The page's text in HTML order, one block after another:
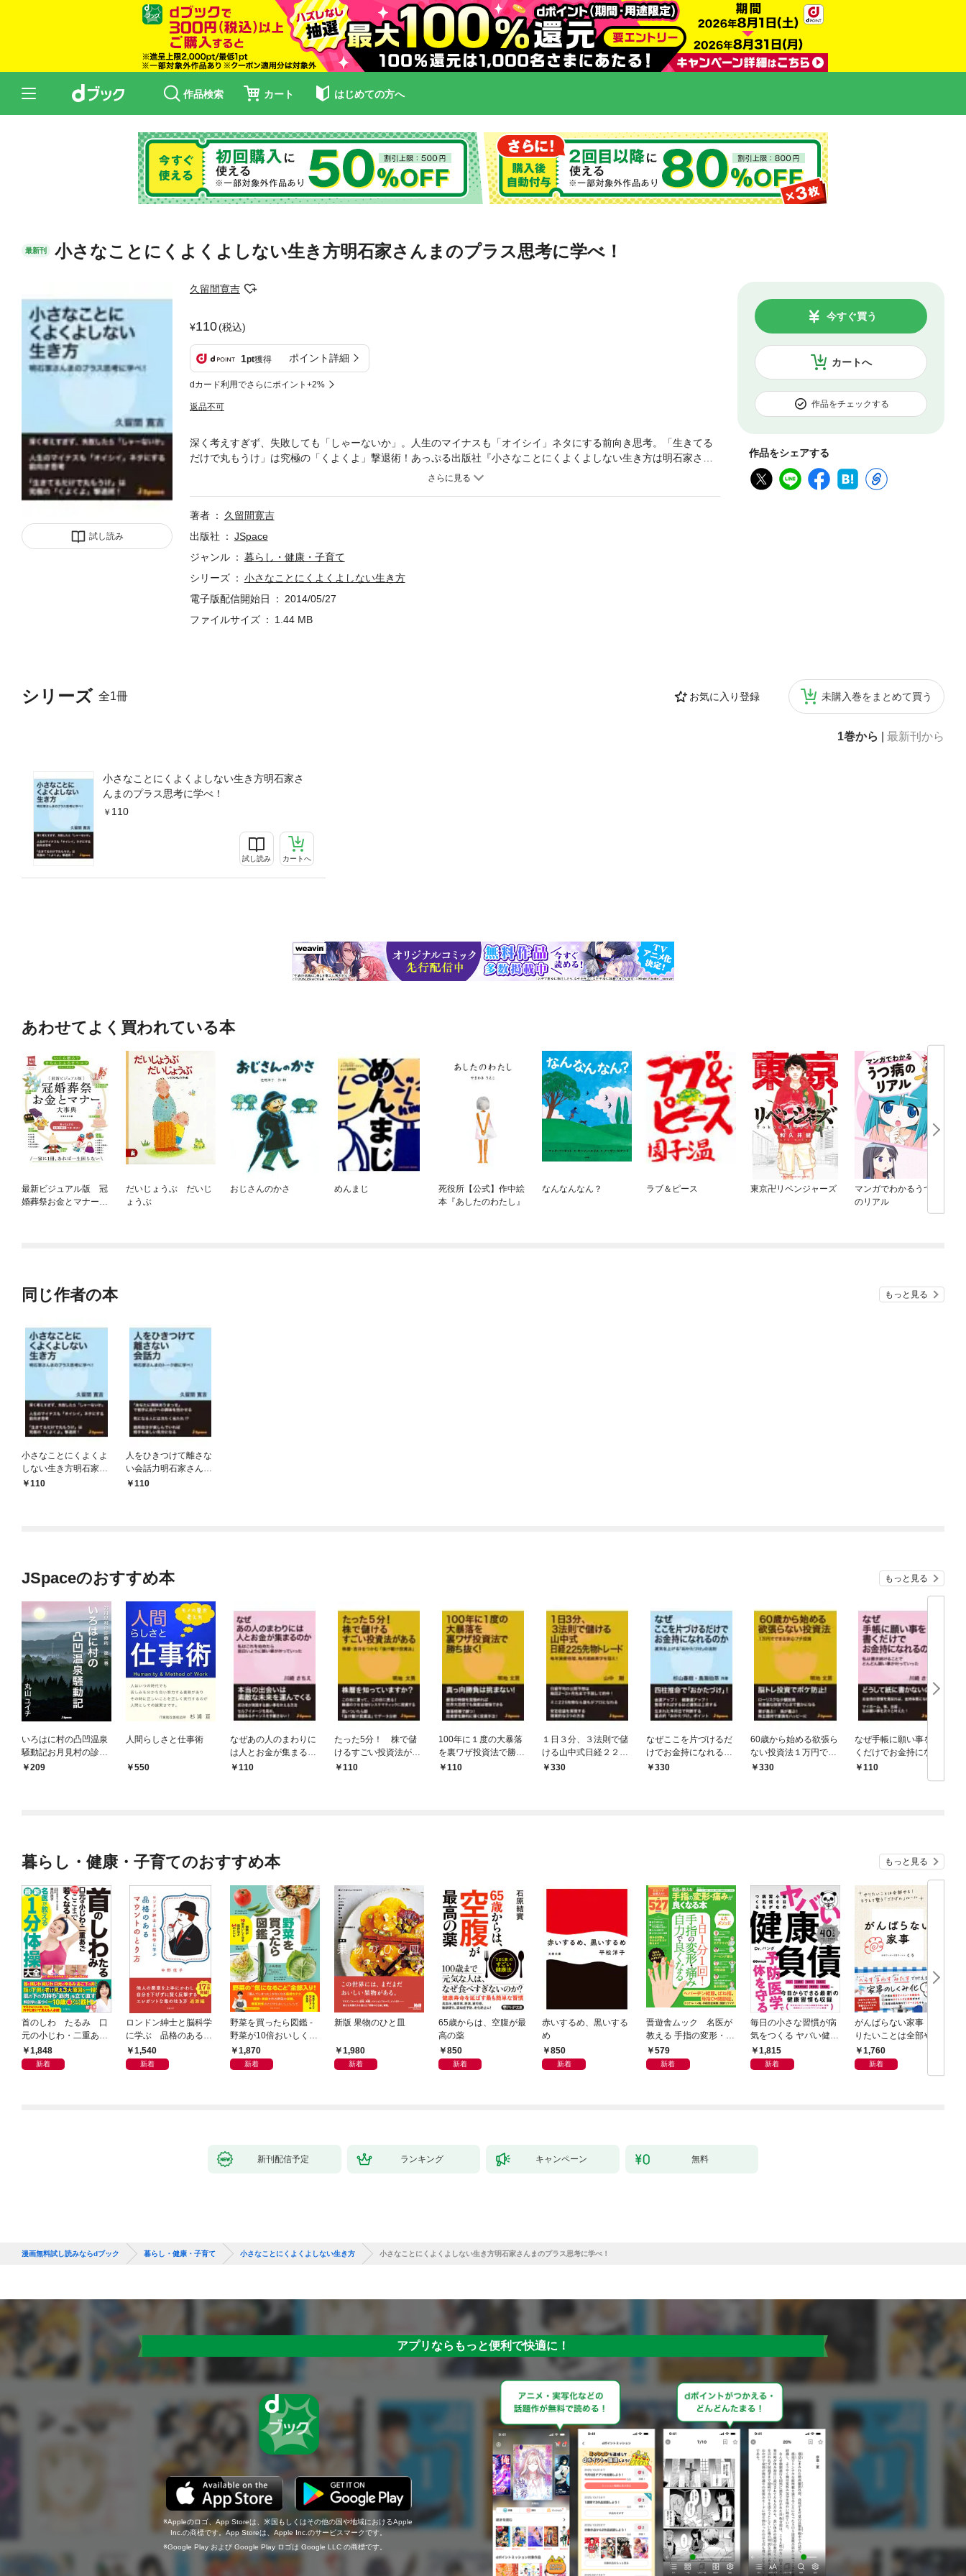
作品検索 カート はじめての方へ
最新刊 小さなことにくよくよしない生き方明石家さんまのプラス思考に学べ！
試し読み
久留間寛吉
110(税込)
1pt獲得 ポイント詳細
dカード利用でさらにポイント+2%
返品不可
カートへ
今すぐ買う
作品をチェックする
作品をシェアする
シリーズ 全1冊 お気に入り登録 未購入巻をまとめて買う
1巻から 最新刊から
小さなことにくよくよしない生き方明石家さ
んまのプラス思考に学べ！
110
試し読み カートへ
深く考えすぎず、失敗しても「しゃーないか」。人生のマイナスも「オイシイ」ネタにする前向き思考。「生きてる
だけで丸もうけ」は究極の「くよくよ」撃退術！あっぷる出版社『小さなことにくよくよしない生き方は明石家さん
まのプラス思考に学べ』（２０１２年１０月１７日 第１刷）の電子書籍版。
著者
久留間寛吉
出版社
JSpace
ジャンル
暮らし・健康・子育て
シリーズ
小さなことにくよくよしない生き方
電子版配信開始日
2014/05/27
ファイルサイズ
1.44 MB
あわせてよく買われている本
最新ビジュアル版 冠
婚葬祭お金とマナー大
だいじょうぶ だいじ
ょうぶ
おじさんのかさ めんまじ
死役所【公式】作中絵
本『あしたのわたし』
なんなんなん？ ラブ＆ピース 東京卍リベンジャーズ
マンガでわかるうつ病
のリアル
同じ作者の本 もっと見る
小さなことにくよくよ
しない生き方明石家さ
んまのプラス思考に学
110
人をひきつけて離さな
い会話力明石家さんま
のトーク術に学べ！
110
JSpaceのおすすめ本 もっと見る
いろはに村の凸凹温泉
騒動記お月見村の診療
所 第二巻
209
人間らしさと仕事術
550
なぜあの人のまわりに
は人とお金が集まるの
か私はこれを始めたら
110
たった5分！ 株で儲
けるすごい投資法があ
る株暦・吉日をつかむ
110
100年に１度の大暴落
を裏ワザ投資法で勝ち
抜く！
110
１日３分、３法則で儲
ける山中式日経２２５
先物トレード毎年資産
330
なぜここを片づけるだ
けでお金持になれるの
か運気を上げる「おか
330
60歳から始める欲張ら
ない投資法１万円でで
きる安心プチ投資
330
なぜ手帳に願い事を書
くだけでお金持になれ
るのか私は書き続ける
ことでどんどん願い事
110
暮らし・健康・子育てのおすすめ本 もっと見る
首のしわ たるみ 口
元の小じわ・二重あ
ご 何歳からでもここ
まで若くなる！ 名医
1,848
新着
ロンドン紳士と脳科学
に学ぶ 品格のあるマ
ウントのとり方
1,540
新着
野菜を買ったら図鑑 -
野菜が10倍おいしくな
る保存法と64のレシピ
-
1,870
新着
新版 果物のひと皿
1,980
新着
65歳からは、空腹が最
高の薬
850
新着
赤いするめ、黒いする
め
850
新着
晋遊舎ムック 名医が
教える 手指の変形・痛
みが良くなる本
579
新着
毎日の小さな習慣が病
気をつくる ヤバい健康
負債1,815
新着
がんばらない家事 や
りたいことは全部や
る！ラクして整う「ご
きげん」ルール
1,760
新着
新刊配信予定 ランキング キャンペーン 無料
漫画無料試し読みならdブック 暮らし・健康・子育て 小さなことにくよくよしない生き方 小さなことにくよくよしない生き方明石家さんまのプラス思考に学べ！
アプリならもっと便利で快適に！
Appleのロゴ、App Storeは、米国もしくはその他の国や地域におけるApple
Inc.の商標です。App Storeは、Apple Inc.のサービスマークです。
Google Play および Google Play ロゴは Google LLC の商標です。